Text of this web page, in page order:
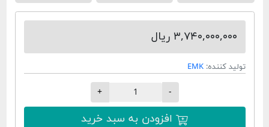
۳,۷۴۰,۰۰۰,۰۰۰ ریال
تولید کننده: EMK
افزودن به سبد خرید